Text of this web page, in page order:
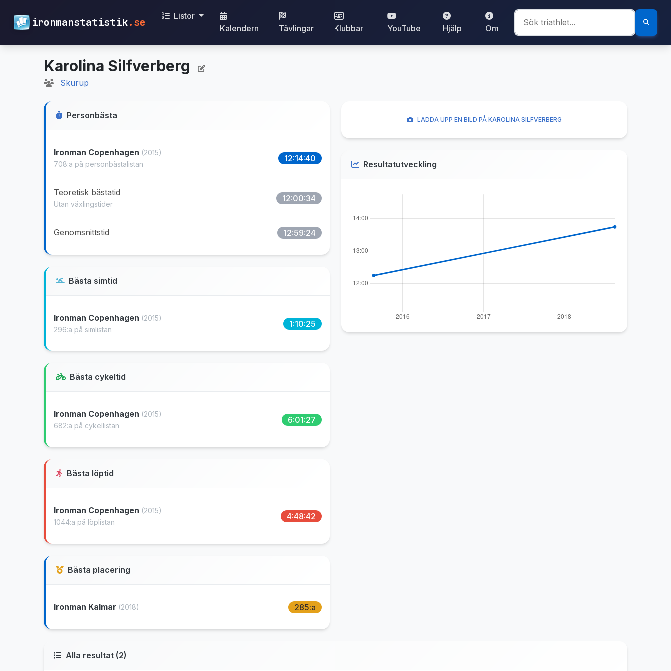
ironmanstatistik.se
Listor
Kalendern
Tävlingar Klubbar YouTube Hjälp Om
Karolina Silfverberg
Skurup
Personbästa
Ironman Copenhagen (2015)
708:a på personbästalistan
12:14:40
Teoretisk bästatid
Utan växlingstider
12:00:34
Genomsnittstid 12:59:24
Bästa simtid
Ironman Copenhagen (2015)
296:a på simlistan
1:10:25
Bästa cykeltid
Ironman Copenhagen (2015)
682:a på cykellistan
6:01:27
Bästa löptid
Ironman Copenhagen (2015)
1044:a på löplistan
4:48:42
Bästa placering
Ironman Kalmar (2018) 285:a
LADDA UPP EN BILD PÅ KAROLINA SILFVERBERG
Resultatutveckling
Alla resultat (2)